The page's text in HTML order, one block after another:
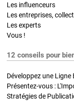
Les influenceurs
Les entreprises,
Les experts
Vous !
12 conseils pour
Développez une
Présentez-vous :